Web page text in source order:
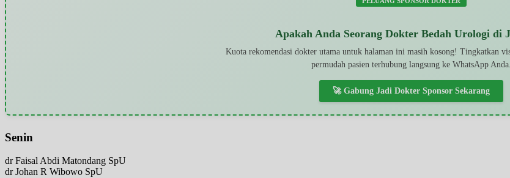
Apakah Anda Seorang Dokter Bedah Urologi di
Kuota rekomendasi dokter utama untuk halaman ini masih kosong! Tingkatkan
permudah pasien terhubung langsung ke WhatsApp Anda.
🚀 Gabung Jadi Dokter Sponsor Sekarang
Senin
dr Faisal Abdi Matondang SpU
dr Johan R Wibowo SpU